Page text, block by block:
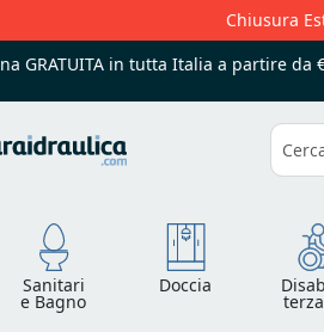
Chiusura
GRATUITA in tutta Italia a partire da
Cerca
Sanitari
e Bagno
Doccia